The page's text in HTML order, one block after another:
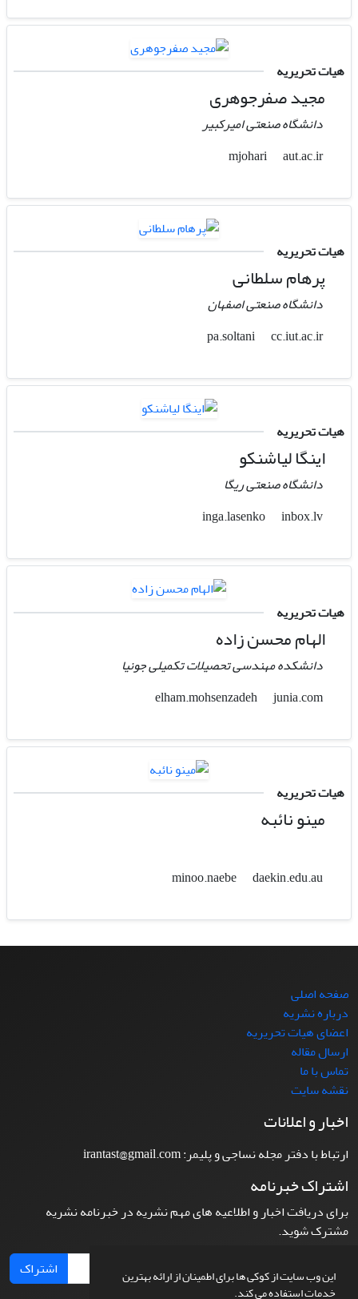
این وب سایت از کوکی ها برای اطمینان از ارائه بهترین
خدمات استفاده می کند.
هیات تحریریه
مجید صفرجوهری
دانشگاه صنعتی امیرکبیر
mjohari
aut.ac.ir
هیات تحریریه
پرهام سلطانی
دانشگاه صنعتی اصفهان
pa.soltani
cc.iut.ac.ir
هیات تحریریه
اینگا لیاشنکو
دانشگاه صنعتی ریگا
inbox.lv
هیات تحریریه
الهام محسن زاده
دانشکده مهندسی تحصیلات تکمیلی جونیا
junia.com
هیات تحریریه
مینو نائبه
daekin.edu.au
صفحه اصلی
درباره نشریه
اعضای هیات تحریریه
ارسال مقاله
تماس با ما
نقشه سایت
اخبار و اعلانات
ارتباط با دفتر مجله نساجی و پلیمر: irantast@gmail.com
اشتراک خبرنامه
برای دریافت اخبار و اطلاعیه های مهم نشریه در خبرنامه نشریه
مشترک شوید.
اشتراک